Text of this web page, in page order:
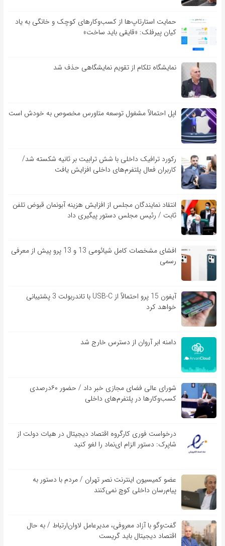
حمایت استارتاپ‌ها از کسب‌وکارهای کوچک و خانگی به یاد
کیان پیرفلک: «قایقی باید ساخت»
نمایشگاه تلکام از تقویم نمایشگاهی حذف شد
اپل احتمالاً مشغول توسعه متاورس مخصوص به خودش است
رکورد ترافیک داخلی با شش ترابیت بر ثانیه شکسته شد/
کاربران فعال پلتفرم‌های داخلی افزایش یافت
انتقاد نمایندگان مجلس از افزایش هزینه آبونمان قبوض تلفن
ثابت / رئیس مجلس دستور پیگیری داد
افشای مشخصات کامل شیائومی 13 و 13 پرو پیش از معرفی
رسمی
آیفون 15 پرو احتمالاً از USB-C با تاندربولت 3 پشتیبانی
خواهد کرد
دامنه ابر آروان از دسترس خارج شد
شورای عالی فضای مجازی خبر داد / حضور ۶۰درصدی
کسب‌و‌کارها در پلتفرم‌های داخلی
درخواست فوری کارگروه اقتصاد دیجیتال در هیات دولت از
شاپرک: دستور الزام ای‌نماد را لغو کنید
عضو کمیسیون اینترنت نصر تهران / مردم با دستور به
پیام‌رسان داخلی کوچ نمی‌کنند
گفت‌و‌گو با آزاد معروفی، مدیرعامل لاوان‌ارتباط / به حال
اقتصاد دیجیتال باید گریست